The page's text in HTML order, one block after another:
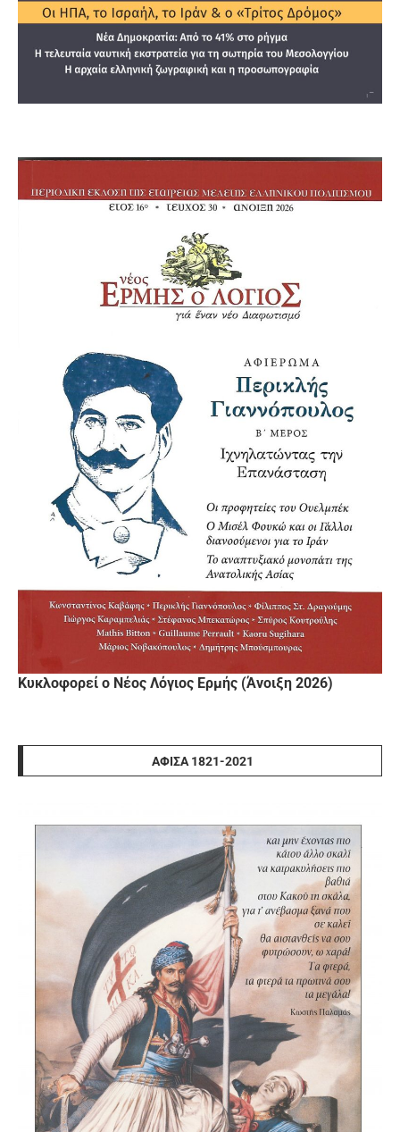
Κυκλοφορεί ο Νέος Λόγιος Ερμής (Άνοιξη 2026)
ΑΦΊΣΑ 1821-2021